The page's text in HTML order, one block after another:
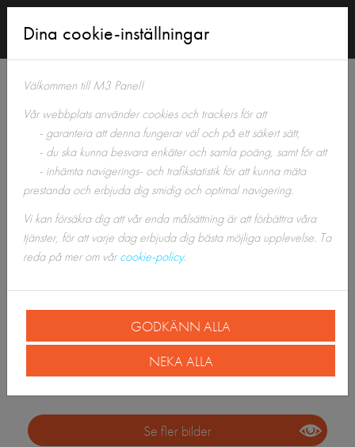
Tillbaka till Panelshoppen
Se fler bilder
Dina cookie-inställningar
Välkommen till M3 Panel!
Vår webbplats använder cookies och trackers för att
- garantera att denna fungerar väl och på ett säkert sätt,
- du ska kunna besvara enkäter och samla poäng, samt för att
- inhämta navigerings- och trafikstatistik för att kunna mäta
prestanda och erbjuda dig smidig och optimal navigering.
Vi kan försäkra dig att vår enda målsättning är att förbättra våra
tjänster, för att varje dag erbjuda dig bästa möjliga upplevelse. Ta
reda på mer om vårcookie-policy.
GODKÄNN ALLA
NEKA ALLA